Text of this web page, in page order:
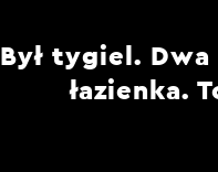
Był tygiel.
łazienka.